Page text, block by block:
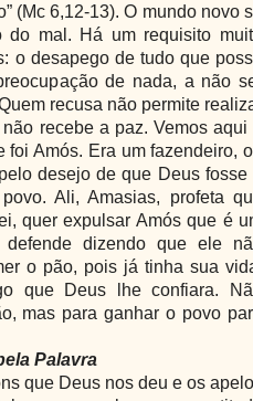
(Mc 6,12-13). O mundo novo
do mal. Há um requisito
o desapego de tudo que
de nada, a não
recusa não permite
recebe a paz. Vemos aqui
foi Amós. Era um fazendeiro,
desejo de que Deus fosse
Ali, Amasias, profeta
quer expulsar Amós que é
dizendo que ele
o pão, pois já tinha sua
que Deus lhe confiara.
mas para ganhar o povo
Palavra
que Deus nos deu e os